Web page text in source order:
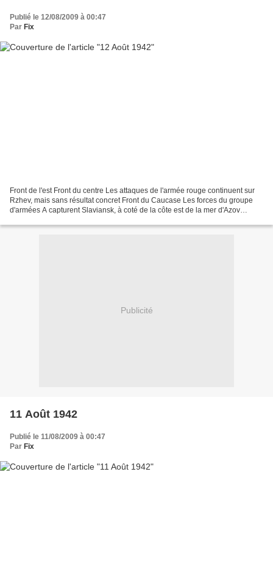
Publié le 12/08/2009 à 00:47
Par Fix
Front de l'est Front du centre Les attaques de l'armée rouge continuent sur
Rzhev, mais sans résultat concret Front du Caucase Les forces du groupe
d'armées A capturent Slaviansk, à coté de la côte est de la mer d'Azov
Publicité
11 Août 1942
Publié le 11/08/2009 à 00:47
Par Fix